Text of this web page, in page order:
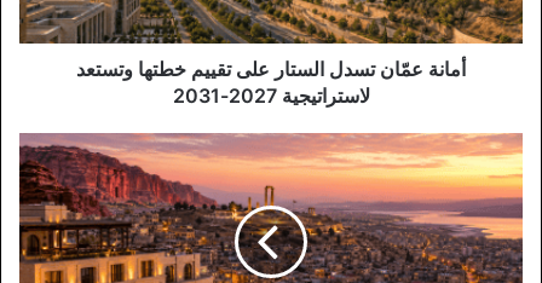
وتستعد
لاستراتيجية
أمانة عمّان تسدل الستار على تقييم خطتها وتستعد
لاستراتيجية 2027-2031
عمّان
تتصدر
وجهات
الإشغال
الفندقي
في